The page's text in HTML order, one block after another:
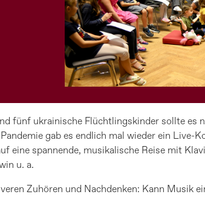
fünf ukrainische Flüchtlingskinder sollte es
gab es endlich mal wieder ein Live-
eine spannende, musikalische Reise mit
u. a.
Zuhören und Nachdenken: Kann Musik